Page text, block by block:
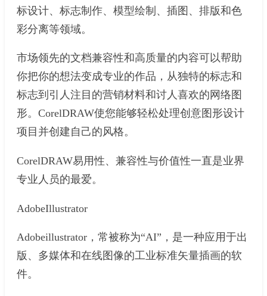
标设计、标志制作、模型绘制、插图、排版和色
彩分离等领域。
市场领先的文档兼容性和高质量的内容可以帮助
你把你的想法变成专业的作品，从独特的标志和
标志到引人注目的营销材料和讨人喜欢的网络图
形。CorelDRAW使您能够轻松处理创意图形设计
项目并创建自己的风格。
CorelDRAW易用性、兼容性与价值性一直是业界
专业人员的最爱。
AdobeIllustrator
Adobeillustrator，常被称为“AI”，是一种应用于出
版、多媒体和在线图像的工业标准矢量插画的软
件。